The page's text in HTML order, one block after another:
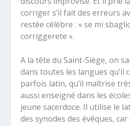
corriger s’il fait des erreurs
restée célèbre : « se mi
corriggerete ».
A la tête du Saint-Siège, on
dans toutes les langues qu’il
parfois latin, qu’il maîtrise
aussi enseigné dans les
jeune sacerdoce. Il utilise le
des synodes des évêques,